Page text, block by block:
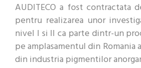
AUDITECO a fost contractata
pentru realizarea unor
nivel I si II ca parte dintr-un
pe amplasamentul din
din industria pigmentilor